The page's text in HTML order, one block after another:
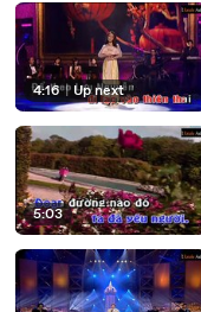
4:16 | Up next
5:03